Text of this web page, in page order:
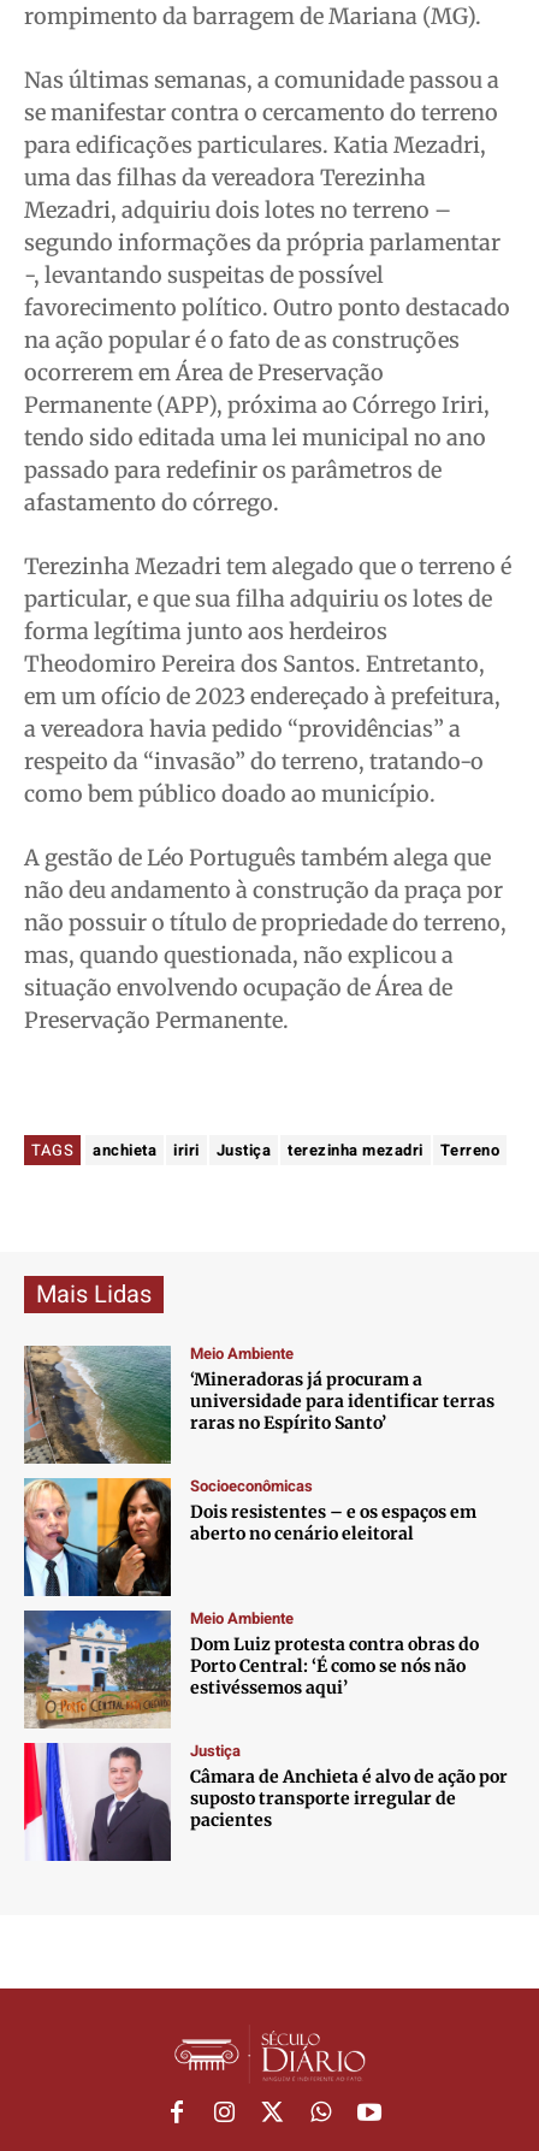
rompimento da barragem de Mariana (MG).
Nas últimas semanas, a comunidade passou a
se manifestar contra o cercamento do terreno
para edificações particulares. Katia Mezadri,
uma das filhas da vereadora Terezinha
Mezadri, adquiriu dois lotes no terreno –
segundo informações da própria parlamentar
-, levantando suspeitas de possível
favorecimento político. Outro ponto destacado
na ação popular é o fato de as construções
ocorrerem em Área de Preservação
Permanente (APP), próxima ao Córrego Iriri,
tendo sido editada uma lei municipal no ano
passado para redefinir os parâmetros de
afastamento do córrego.
Terezinha Mezadri tem alegado que o terreno é
particular, e que sua filha adquiriu os lotes de
forma legítima junto aos herdeiros
Theodomiro Pereira dos Santos. Entretanto,
em um ofício de 2023 endereçado à prefeitura,
a vereadora havia pedido “providências” a
respeito da “invasão” do terreno, tratando-o
como bem público doado ao município.
A gestão de Léo Português também alega que
não deu andamento à construção da praça por
não possuir o título de propriedade do terreno,
mas, quando questionada, não explicou a
situação envolvendo ocupação de Área de
Preservação Permanente.
TAGS anchieta iriri Justiça terezinha mezadri Terreno
Mais Lidas
Meio Ambiente
‘Mineradoras já procuram a
universidade para identificar terras
raras no Espírito Santo’
Socioeconômicas
Dois resistentes – e os espaços em
aberto no cenário eleitoral
Meio Ambiente
Dom Luiz protesta contra obras do
Porto Central: ‘É como se nós não
estivéssemos aqui’
Justiça
Câmara de Anchieta é alvo de ação por
suposto transporte irregular de
pacientes